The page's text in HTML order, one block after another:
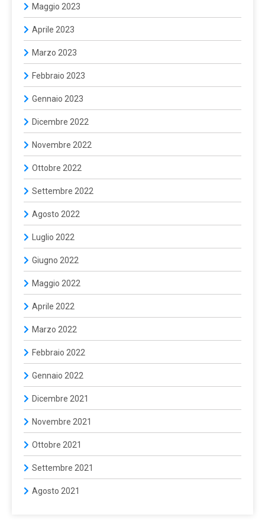
Maggio 2023
Aprile 2023
Marzo 2023
Febbraio 2023
Gennaio 2023
Dicembre 2022
Novembre 2022
Ottobre 2022
Settembre 2022
Agosto 2022
Luglio 2022
Giugno 2022
Maggio 2022
Aprile 2022
Marzo 2022
Febbraio 2022
Gennaio 2022
Dicembre 2021
Novembre 2021
Ottobre 2021
Settembre 2021
Agosto 2021